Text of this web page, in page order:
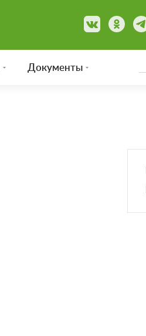
Документы